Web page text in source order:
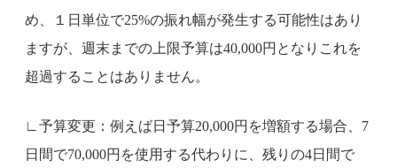
め、１日単位で25%の振れ幅が発生する可能性はあり
ますが、週末までの上限予算は40,000円となりこれを
超過することはありません。
∟予算変更：例えば日予算20,000円を増額する場合、7
日間で70,000円を使用する代わりに、残りの4日間で